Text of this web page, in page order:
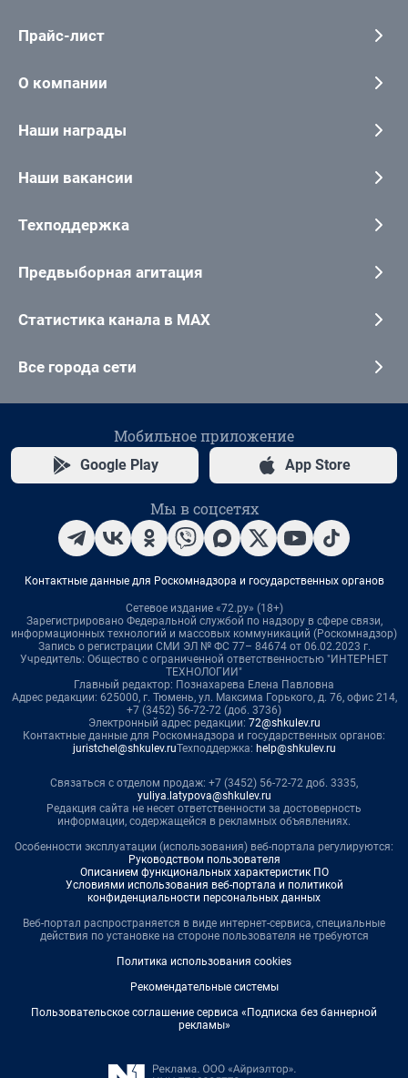
Прайс-лист
О компании
Наши награды
Наши вакансии
Техподдержка
Предвыборная агитация
Статистика канала в MAX
Все города сети
Мобильное приложение
Google Play App Store
Мы в соцсетях
Контактные данные для Роскомнадзора и государственных органов
Сетевое издание «72.ру» (18+)
Зарегистрировано Федеральной службой по надзору в сфере связи,
информационных технологий и массовых коммуникаций (Роскомнадзор)
Запись о регистрации СМИ ЭЛ № ФС 77– 84674 от 06.02.2023 г.
Учредитель: Общество с ограниченной ответственностью "ИНТЕРНЕТ
ТЕХНОЛОГИИ"
Главный редактор: Познахарева Елена Павловна
Адрес редакции: 625000, г. Тюмень, ул. Максима Горького, д. 76, офис 214,
+7 (3452) 56-72-72 (доб. 3736)
Электронный адрес редакции: 72@shkulev.ru
Контактные данные для Роскомнадзора и государственных органов:
juristchel@shkulev.ruТехподдержка: help@shkulev.ru
Связаться с отделом продаж: +7 (3452) 56-72-72 доб. 3335,
yuliya.latypova@shkulev.ru
Редакция сайта не несет ответственности за достоверность
информации, содержащейся в рекламных объявлениях.
Особенности эксплуатации (использования) веб-портала регулируются:
Руководством пользователя
Описанием функциональных характеристик ПО
Условиями использования веб-портала и политикой
конфиденциальности персональных данных
Веб-портал распространяется в виде интернет-сервиса, специальные
действия по установке на стороне пользователя не требуются
Политика использования cookies
Рекомендательные системы
Пользовательское соглашение сервиса «Подписка без баннерной
рекламы»